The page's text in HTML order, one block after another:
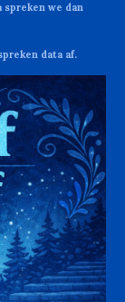
we dan
data af.